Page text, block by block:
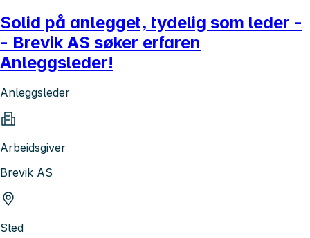
Solid på anlegget, tydelig som leder -
- Brevik AS søker erfaren
Anleggsleder!
Anleggsleder
Arbeidsgiver
Brevik AS
Sted